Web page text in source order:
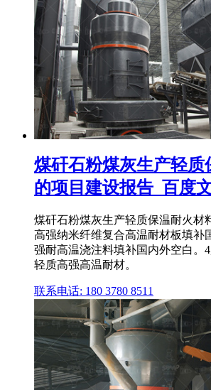
煤矸石粉煤灰生产轻质
的项目建设报告_百度
煤矸石粉煤灰生产轻质保温耐火材
高强纳米纤维复合高温耐材板填补
强耐高温浇注料填补国内外空白。
轻质高强高温耐材。
联系电话: 180 3780 8511